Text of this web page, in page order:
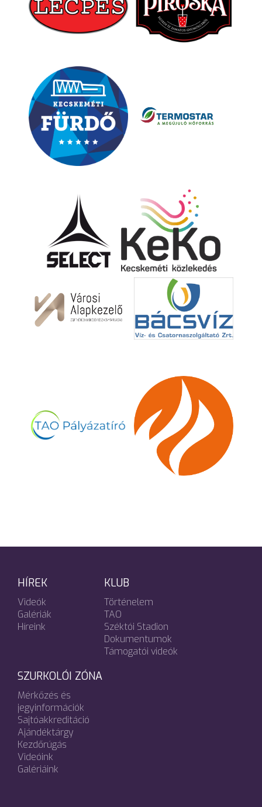
HÍREK
Videók
Galériák
Híreink
KLUB
Történelem
TAO
Széktói Stadion
Dokumentumok
Támogatói videók
SZURKOLÓI ZÓNA
Mérkőzés és
jegyinformációk
Sajtóakkreditáció
Ajándéktárgy
Kezdőrúgás
Videóink
Galériáink